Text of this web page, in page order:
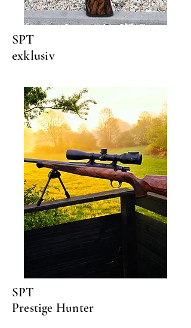
SPT
exklusiv
SPT
Prestige Hunter